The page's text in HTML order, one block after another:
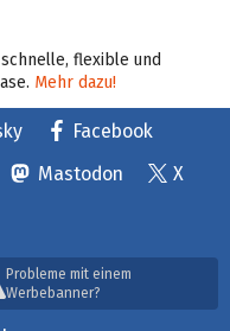
flexible und
Mehr dazu!
Facebook
Mastodon
X
Probleme mit einem
Werbebanner?